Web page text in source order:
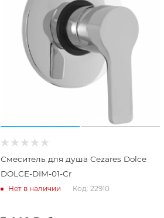
Смеситель для душа Cezares Dolce
DOLCE-DIM-01-Cr
Нет в наличии Код: 22910